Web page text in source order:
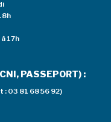
17h
PASSEPORT) :
: 03 81 68 56 92)